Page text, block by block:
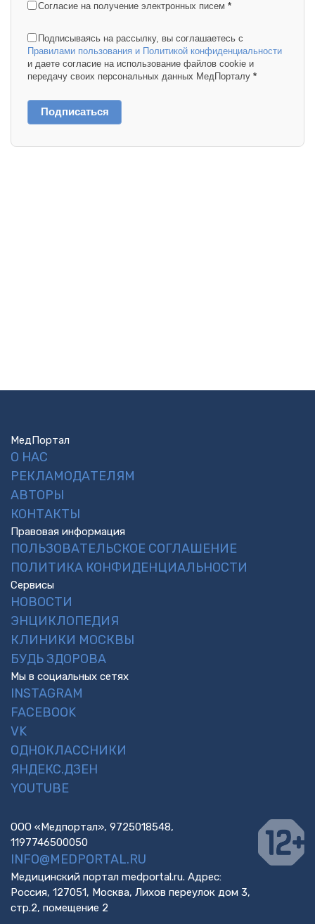
Согласие на получение электронных писем *
Подписываясь на рассылку, вы соглашаетесь с
Правилами пользования и Политикой конфиденциальности
и даете согласие на использование файлов cookie и
передачу своих персональных данных МедПорталу *
Подписаться
МедПортал
О НАС
РЕКЛАМОДАТЕЛЯМ
АВТОРЫ
КОНТАКТЫ
Правовая информация
ПОЛЬЗОВАТЕЛЬСКОЕ СОГЛАШЕНИЕ
ПОЛИТИКА КОНФИДЕНЦИАЛЬНОСТИ
Сервисы
НОВОСТИ
ЭНЦИКЛОПЕДИЯ
КЛИНИКИ МОСКВЫ
БУДЬ ЗДОРОВА
Мы в социальных сетях
INSTAGRAM
FACEBOOK
VK
ОДНОКЛАССНИКИ
ЯНДЕКС.ДЗЕН
YOUTUBE
ООО «Медпортал», 9725018548,
1197746500050
INFO@MEDPORTAL.RU
Медицинский портал medportal.ru. Адрес:
Россия, 127051, Москва, Лихов переулок дом 3,
стр.2, помещение 2